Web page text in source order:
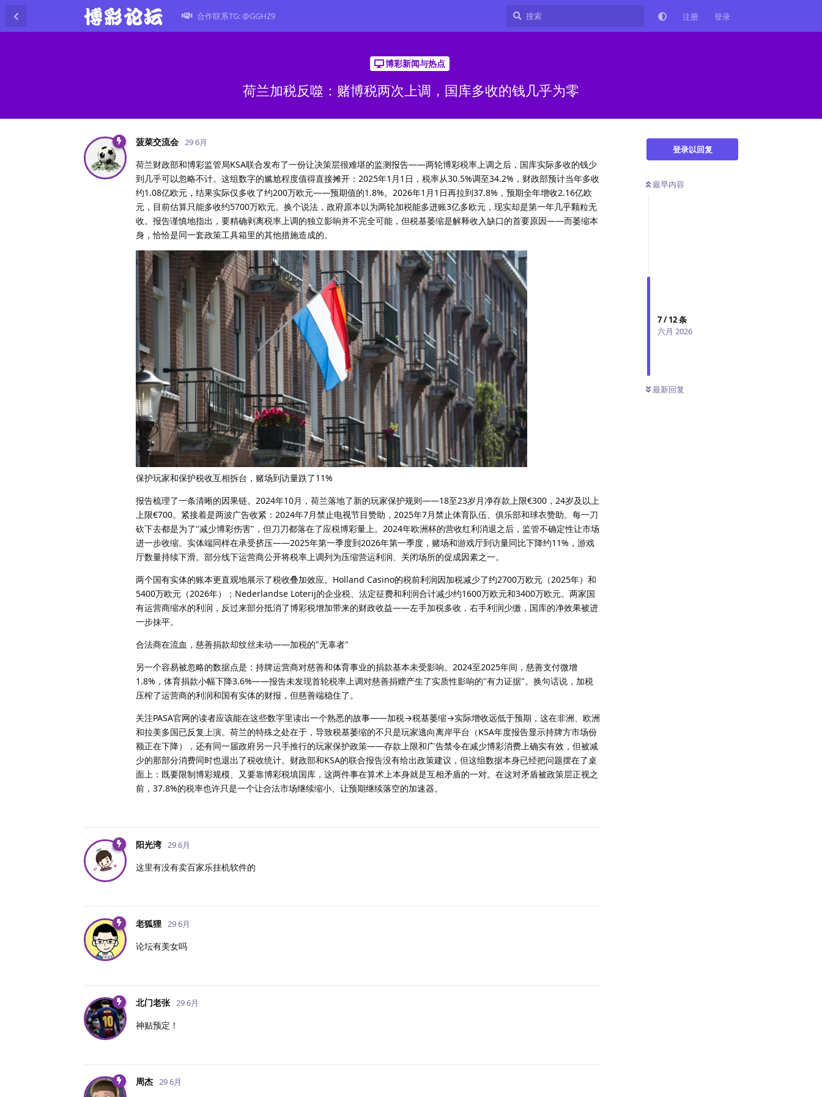
合作联系TG: @GGHZ9 注册 登录
博彩新闻与热点
荷兰加税反噬：赌博税两次上调，国库多收的钱几乎为零
登录以回复
最早内容
7/12条
六月 2026
最新回复
菠菜交流会 29 6月
荷兰财政部和博彩监管局KSA联合发布了一份让决策层很难堪的监测报告——两轮博彩税率上调之后，国库实际多收的钱少
到几乎可以忽略不计。这组数字的尴尬程度值得直接摊开：2025年1月1日，税率从30.5%调至34.2%，财政部预计当年多收
约1.08亿欧元，结果实际仅多收了约200万欧元——预期值的1.8%。2026年1月1日再拉到37.8%，预期全年增收2.16亿欧
元，目前估算只能多收约5700万欧元。换个说法，政府原本以为两轮加税能多进账3亿多欧元，现实却是第一年几乎颗粒无
收。报告谨慎地指出，要精确剥离税率上调的独立影响并不完全可能，但税基萎缩是解释收入缺口的首要原因——而萎缩本
身，恰恰是同一套政策工具箱里的其他措施造成的。
保护玩家和保护税收互相拆台，赌场到访量跌了11%
报告梳理了一条清晰的因果链。2024年10月，荷兰落地了新的玩家保护规则——18至23岁月净存款上限€300，24岁及以上
上限€700。紧接着是两波广告收紧：2024年7月禁止电视节目赞助，2025年7月禁止体育队伍、俱乐部和球衣赞助。每一刀
砍下去都是为了"减少博彩伤害"，但刀刀都落在了应税博彩量上。2024年欧洲杯的营收红利消退之后，监管不确定性让市场
进一步收缩。实体端同样在承受挤压——2025年第一季度到2026年第一季度，赌场和游戏厅到访量同比下降约11%，游戏
厅数量持续下滑。部分线下运营商公开将税率上调列为压缩营运利润、关闭场所的促成因素之一。
两个国有实体的账本更直观地展示了税收叠加效应。Holland Casino的税前利润因加税减少了约2700万欧元（2025年）和
5400万欧元（2026年）；Nederlandse Loterij的企业税、法定征费和利润合计减少约1600万欧元和3400万欧元。两家国
有运营商缩水的利润，反过来部分抵消了博彩税增加带来的财政收益——左手加税多收，右手利润少缴，国库的净效果被进
一步抹平。
合法商在流血，慈善捐款却纹丝未动——加税的"无辜者"
另一个容易被忽略的数据点是：持牌运营商对慈善和体育事业的捐款基本未受影响。2024至2025年间，慈善支付微增
1.8%，体育捐款小幅下降3.6%——报告未发现首轮税率上调对慈善捐赠产生了实质性影响的"有力证据"。换句话说，加税
压榨了运营商的利润和国有实体的财报，但慈善端稳住了。
关注PASA官网的读者应该能在这些数字里读出一个熟悉的故事——加税→税基萎缩→实际增收远低于预期，这在非洲、欧洲
和拉美多国已反复上演。荷兰的特殊之处在于，导致税基萎缩的不只是玩家逃向离岸平台（KSA年度报告显示持牌方市场份
额正在下降），还有同一届政府另一只手推行的玩家保护政策——存款上限和广告禁令在减少博彩消费上确实有效，但被减
少的那部分消费同时也退出了税收统计。财政部和KSA的联合报告没有给出政策建议，但这组数据本身已经把问题摆在了桌
面上：既要限制博彩规模、又要靠博彩税填国库，这两件事在算术上本身就是互相矛盾的一对。在这对矛盾被政策层正视之
前，37.8%的税率也许只是一个让合法市场继续缩小、让预期继续落空的加速器。
阳光湾 29 6月
这里有没有卖百家乐挂机软件的
老狐狸 29 6月
论坛有美女吗
北门老张 29 6月
神贴预定！
周杰 29 6月